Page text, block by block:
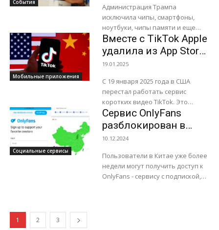
робототехническая компания
Unitree Robotics....
События
электронику
Администрация Трампа
исключила чипы, смартфоны,
ноутбуки, чипы памяти и еще
нескольких категорий
электронных устройств и их
компонентов из списка товаров,
облагаемых в США введенной...
Мобильные приложения
Вместе с TikTok Apple
удалила из App Store
и другие приложения
19.01.2025
С 19 января 2025 года в США
перестал работать сервис
коротких видео TikTok. Это
произошло в соответствии с
решением Верховного суда США.
Компания Apple...
Социальные сервисы
Сервис OnlyFans
разблокирован в
Китае
10.12.2024
Пользователи в Китае уже более
недели могут получить доступ к
OnlyFans - сервису с подпиской,
1 2 3